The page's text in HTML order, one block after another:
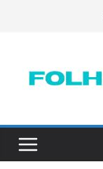
conteúdo